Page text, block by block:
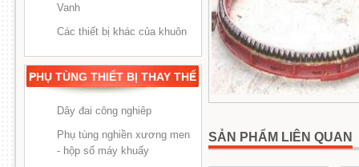
Vanh
Các thiết bị khác của khuôn
PHỤ TÙNG THIẾT BỊ THAY THẾ
Dây đai công nghiêp
Phụ tùng nghiền xương men
- hộp số máy khuấy
SẢN PHẨM LIÊN QUAN